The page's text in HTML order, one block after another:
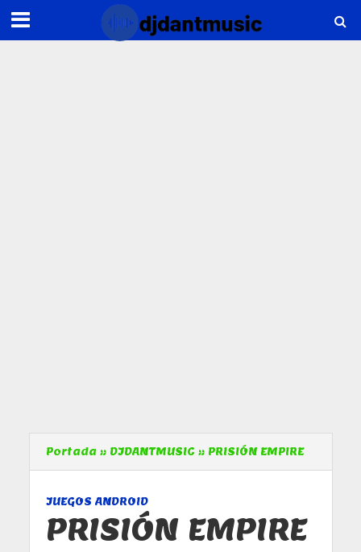
Portada » DJDANTMUSIC » PRISIÓN EMPIRE
JUEGOS ANDROID
PRISIÓN EMPIRE